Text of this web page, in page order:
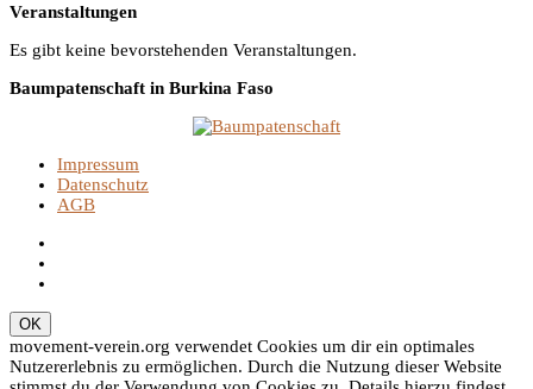
Veranstaltungen
Es gibt keine bevorstehenden Veranstaltungen.
Baumpatenschaft in Burkina Faso
Impressum
Datenschutz
AGB
movement-verein.org verwendet Cookies um dir ein optimales
Nutzererlebnis zu ermöglichen. Durch die Nutzung dieser Website